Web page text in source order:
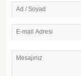
Ad / Soyad
E-mail Adresi
Mesajınız